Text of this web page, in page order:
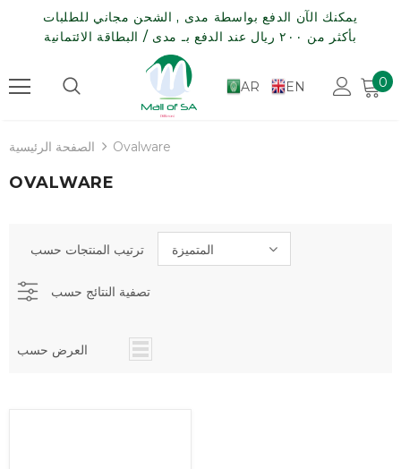
يمكنك الآن الدفع بواسطة مدى , الشحن مجاني للطلبات
بأكثر من ٢٠٠ ريال عند الدفع بـ مدى / البطاقة الائتمانية
AR EN 0
الصفحة الرئيسية Ovalware
OVALWARE
ترتيب المنتجات حسب المتميزة
تصفية النتائج حسب
العرض حسب